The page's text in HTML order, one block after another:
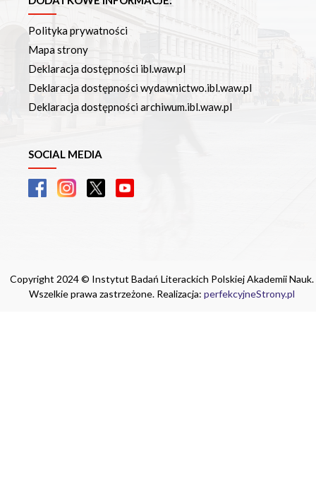
Polityka prywatności
Mapa strony
Deklaracja dostępności ibl.waw.pl
Deklaracja dostępności wydawnictwo.ibl.waw.pl
Deklaracja dostępności archiwum.ibl.waw.pl
SOCIAL MEDIA
Copyright 2024 © Instytut Badań Literackich Polskiej Akademii Nauk.
Wszelkie prawa zastrzeżone. Realizacja: perfekcyjneStrony.pl